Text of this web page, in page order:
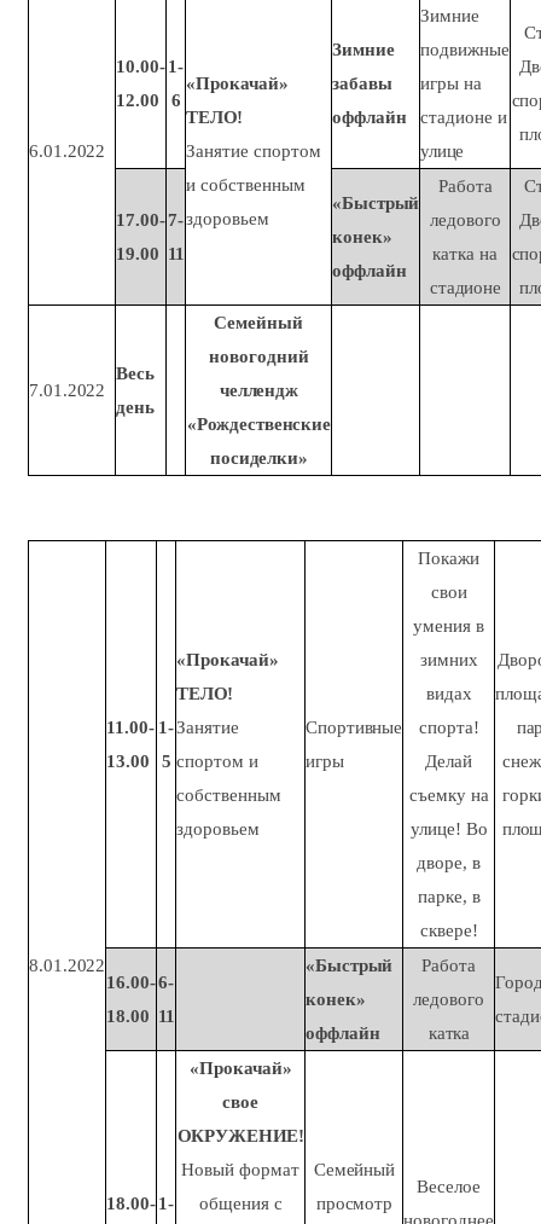
6.01.2022
10.00-
12.00
1-
6
«Прокачай»
ТЕЛО!
Занятие спортом
и собственным
здоровьем
Зимние
забавы
оффлайн
Зимние
подвижные
игры на
стадионе и
улице
17.00-
19.00
7-
11
«Быстрый
конек»
оффлайн
Работа
ледового
катка на
стадионе
7.01.2022
Весь
день
Семейный
новогодний
челлендж
«Рождественские
посиделки»
8.01.2022
11.00-
13.00
1-
5
«Прокачай»
ТЕЛО!
Занятие
спортом и
собственным
здоровьем
Спортивные
игры
Покажи
свои
умения в
зимних
видах
спорта!
Делай
съемку на
улице! Во
дворе, в
парке, в
сквере!
16.00-
18.00
6-
11
«Быстрый
конек»
оффлайн
Работа
ледового
катка
18.00- 1-
«Прокачай»
свое
ОКРУЖЕНИЕ!
Новый формат
общения с
Семейный
просмотр
Веселое